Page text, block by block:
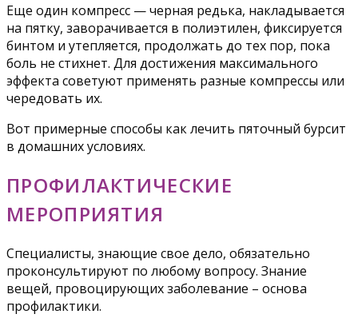
Еще один компресс — черная редька, накладывается
на пятку, заворачивается в полиэтилен, фиксируется
бинтом и утепляется, продолжать до тех пор, пока
боль не стихнет. Для достижения максимального
эффекта советуют применять разные компрессы или
чередовать их.
Вот примерные способы как лечить пяточный бурсит
в домашних условиях.
ПРОФИЛАКТИЧЕСКИЕ
МЕРОПРИЯТИЯ
Специалисты, знающие свое дело, обязательно
проконсультируют по любому вопросу. Знание
вещей, провоцирующих заболевание – основа
профилактики.